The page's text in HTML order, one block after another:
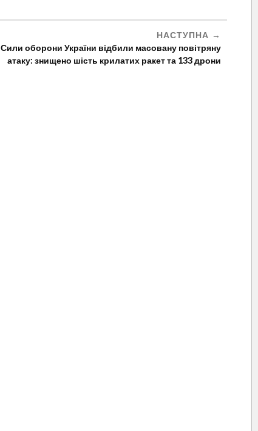
НАСТУПНА
Сили оборони України відбили масовану повітряну
атаку: знищено шість крилатих ракет та 133 дрони